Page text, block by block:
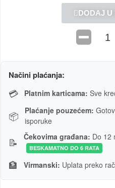
DODAJ U
Načini plaćanja:
💳 Platnim karticama: Sve
📦 Plaćanje pouzećem:
isporuke
📝 Čekovima građana: Do 12
BESKAMATNO DO 6 RATA
🏦 Virmanski: Uplata preko